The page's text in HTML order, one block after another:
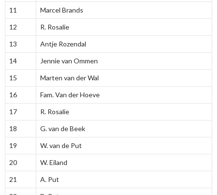
11 Marcel Brands
12 R. Rosalie
13 Antje Rozendal
14 Jennie van Ommen
15 Marten van der Wal
16 Fam. Van der Hoeve
17 R. Rosalie
18 G. van de Beek
19 W. van de Put
20 W. Eiland
21 A. Put